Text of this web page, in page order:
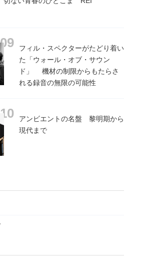
フィル・スペクターがたどり着い
た「ウォール・オブ・サウン
ド」 機材の制限からもたらさ
れる録音の無限の可能性
アンビエントの名盤 黎明期から
現代まで